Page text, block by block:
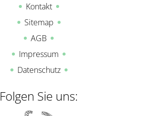
Kontakt
Sitemap
AGB
Impressum
Datenschutz
Folgen Sie uns: